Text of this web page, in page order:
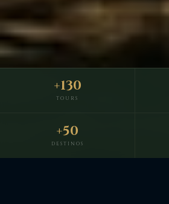
+130
TOURS
+50
DESTINOS